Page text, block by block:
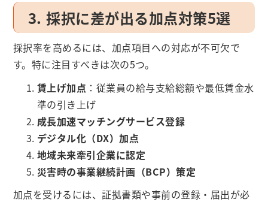
3. 採択に差が出る加点対策5選
採択率を高めるには、加点項目への対応が不可欠で
す。特に注目すべきは次の5つ。
賃上げ加点 ：従業員の給与支給総額や最低賃金水
準の引き上げ
成長加速マッチングサービス登録
デジタル化（DX）加点
地域未来牽引企業に認定
災害時の事業継続計画（BCP）策定
加点を受けるには、証拠書類や事前の登録・届出が必